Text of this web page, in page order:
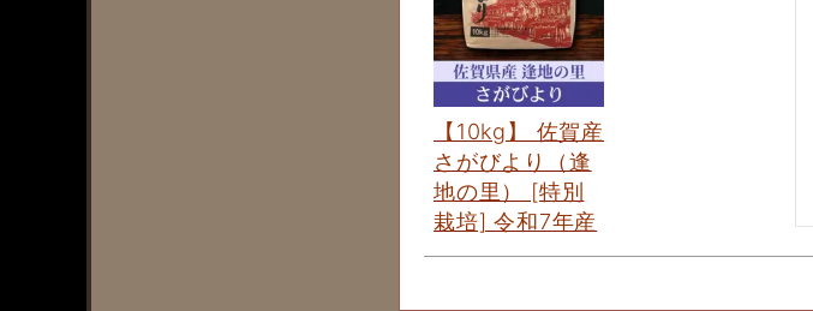
【10kg】 佐賀産
さがびより（逢
地の里） [特別
栽培] 令和7年産